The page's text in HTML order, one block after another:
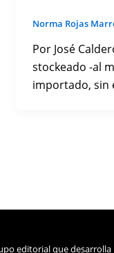
Norma Rojas
Por José
stockeado -al
importado, sin
editorial que desarrolla